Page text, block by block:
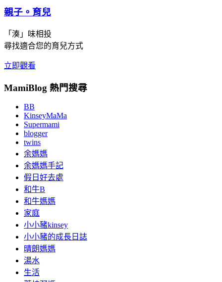
親子。育兒
「湊」味相投
尋找適合您的育兒方式
立即觀看
MamiBlog 熱門搜尋
BB
KinseyMaMa
Supermami
blogger
twins
余媽媽
余媽媽手記
假日好去處
和牛B
和牛媽媽
家庭
小小豬kinsey
小小豬的成長日誌
晴朗媽媽
湯水
生活